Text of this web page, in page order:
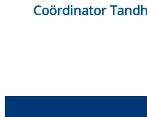
Coördinator